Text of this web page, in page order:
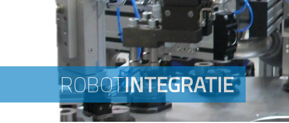
ROBOTINTEGRATIE
ROBOTINTEGRATIE